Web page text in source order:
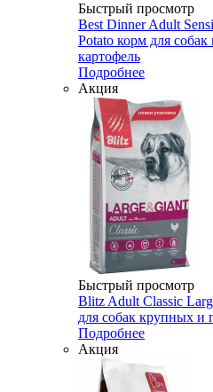
Быстрый просмотр
Best Dinner Adult
Potato корм для
картофель
Подробнее
Акция
Быстрый просмотр
Blitz Adult Classic
для собак крупных и
Подробнее
Акция